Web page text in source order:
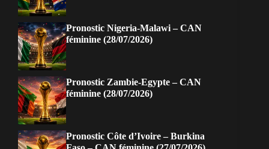
Pronostic Nigeria-Malawi – CAN
féminine (28/07/2026)
Pronostic Zambie-Egypte – CAN
féminine (28/07/2026)
Pronostic Côte d’Ivoire – Burkina